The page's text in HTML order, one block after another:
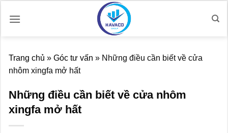
qua
Trang chủ » Góc tư vấn » Những điều cần biết về cửa
nhôm xingfa mở hất
Những điều cần biết về cửa nhôm
xingfa mở hất